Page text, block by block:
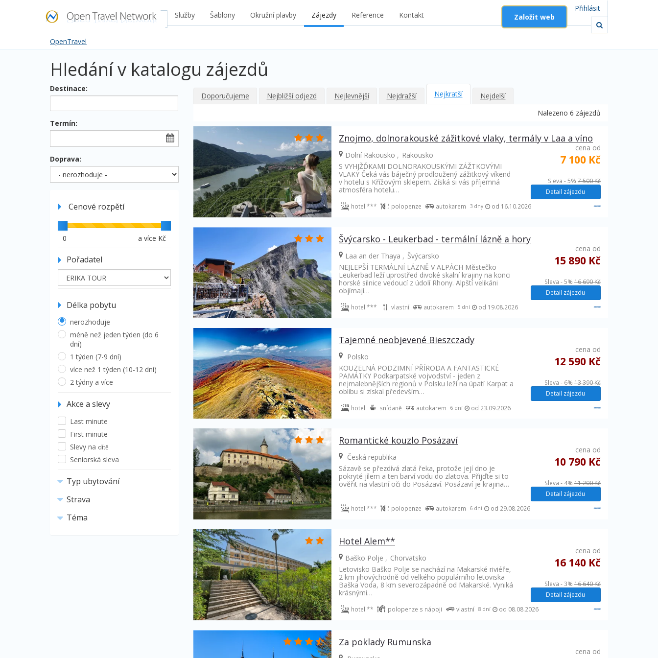
Přihlásit
Založit web
Služby Šablony Okružní plavby Zájezdy Reference Kontakt
OpenTravel
Hledání v katalogu zájezdů
Destinace:
co
hledáte
Termín:
Doprava:
Cenové rozpětí
0 a více Kč
Pořadatel
Délka pobytu
nerozhoduje
méně než jeden týden (do 6
dní)
1 týden (7-9 dní)
více než 1 týden (10-12 dní)
2 týdny a více
Akce a slevy
Last minute
First minute
Slevy na dítě
Seniorská sleva
Typ ubytování
Strava
Téma
Doporučujeme Nejbližší odjezd Nejlevnější Nejdražší Nejkratší
Nejdelší
Nalezeno 6 zájezdů
Znojmo, dolnorakouské zážitkové vlaky, termály v Laa a víno
Dolní Rakousko
Rakousko
S VYHJŽĎKAMI DOLNORAKOUSKÝMI ZÁŽTKOVÝMI
VLAKY Čeká vás báječný prodloužený zážitkový víkend
v hotelu s Křížovým sklepem. Získá si vás příjemná
atmosféra hotelu…
cena od
7 100 Kč
Sleva - 5% 7 500 Kč
Detail zájezdu
hotel *** polopenze autokarem od 16.10.2026
3 dny
Švýcarsko - Leukerbad - termální lázně a hory
Laa an der Thaya
Švýcarsko
NEJLEPŠÍ TERMÁLNÍ LÁZNĚ V ALPÁCH Městečko
Leukerbad leží uprostřed divoké skalní krajiny na konci
horské silnice vedoucí z údolí Rhony. Alpští velikáni
objímají…
cena od
15 890 Kč
Sleva - 5% 16 690 Kč
Detail zájezdu
hotel *** vlastní autokarem od 19.08.2026
5 dní
Tajemné neobjevené Bieszczady
Polsko
KOUZELNÁ PODZIMNÍ PŘÍRODA A FANTASTICKÉ
PAMÁTKY Podkarpatské vojvodství - jeden z
nejmalebnějších regionů v Polsku leží na úpatí Karpat a
oblibu si získal především…
cena od
12 590 Kč
Sleva - 6% 13 390 Kč
Detail zájezdu
hotel snídaně autokarem od 23.09.2026
6 dní
Romantické kouzlo Posázaví
Česká republika
Sázavě se přezdívá zlatá řeka, protože její dno je
pokryté jílem a ten barví vodu do zlatova. Přijďte si to
ověřit na vlastní oči do Posázaví. Posázaví je krajina…
cena od
10 790 Kč
Sleva - 4% 11 200 Kč
Detail zájezdu
hotel *** polopenze autokarem od 29.08.2026
6 dní
Hotel Alem**
Baško Polje
Chorvatsko
Letovisko Baško Polje se nachází na Makarské riviéře,
2 km jihovýchodně od velkého populárního letoviska
Baška Voda, 8 km severozápadně od Makarské. Vyniká
krásnými…
cena od
16 140 Kč
Sleva - 3% 16 640 Kč
Detail zájezdu
hotel ** polopenze s nápoji vlastní od 08.08.2026
8 dní
Za poklady Rumunska
cena od